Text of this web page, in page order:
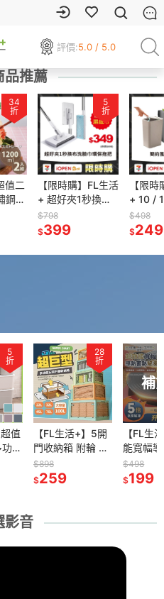
評價:5.0 / 5.0
品推薦
34
折
值二
鋼含
鋼
5
折
【限時購】FL生活
+ 超好夾1秒換布
洗臉巾環保拖把
送8抽8包濕紙巾
$798
$399
【限
+ 10 /
風彈蓋
壓式垃
桶
$498
$249
5
折
值
能
納
衣
28
折
【FL生活+】5開
門收納箱 附輪 折
疊收納箱 摺疊收
納箱 收納櫃 收納
收納 棉被收納
$898
$259
補
【FL生
能寬幅
解凍板
24cm/
$498
$199
影音